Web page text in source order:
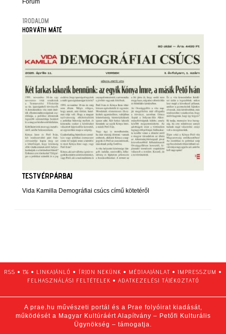
Fórum
IRODALOM
HORVÁTH MÁTÉ
TESTVÉRPÁRBAJ
Vida Kamilla Demográfiai csúcs című kötetéről
RSS • 1% • LINKAJÁNLÓ • ÍRJON NEKÜNK • MÉDIAAJÁNLAT • IMPRESSZUM •
FELHASZNÁLÁSI FELTÉTELEK • ADATKEZELÉSI TÁJÉKOZTATÓ
A prae.hu művészeti portál és a Prae folyóirat kiadását,
működését a Magyar Kultúráért Alapítvány – Petőfi Kulturális
Ügynökség – támogatja.